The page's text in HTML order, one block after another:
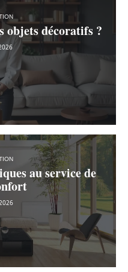
objets décoratifs ?
au service de